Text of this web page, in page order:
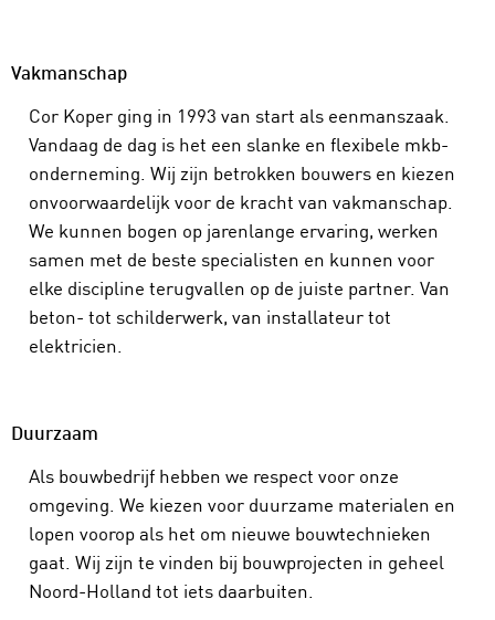
Vakmanschap
Cor Koper ging in 1993 van start als eenmanszaak.
Vandaag de dag is het een slanke en flexibele mkb-
onderneming. Wij zijn betrokken bouwers en kiezen
onvoorwaardelijk voor de kracht van vakmanschap.
We kunnen bogen op jarenlange ervaring, werken
samen met de beste specialisten en kunnen voor
elke discipline terugvallen op de juiste partner. Van
beton- tot schilderwerk, van installateur tot
elektricien.
Duurzaam
Als bouwbedrijf hebben we respect voor onze
omgeving. We kiezen voor duurzame materialen en
lopen voorop als het om nieuwe bouwtechnieken
gaat. Wij zijn te vinden bij bouwprojecten in geheel
Noord-Holland tot iets daarbuiten.